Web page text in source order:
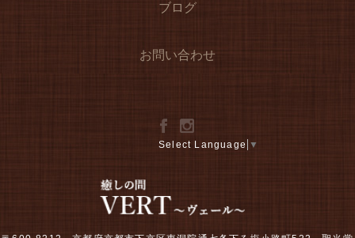
ブログ
お問い合わせ
Select Language ▼